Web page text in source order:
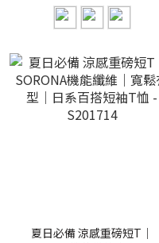
夏日必備 涼感重磅短T｜